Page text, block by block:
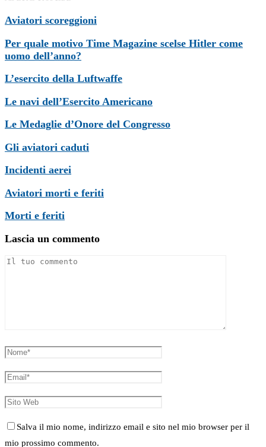
Aviatori scoreggioni
Per quale motivo Time Magazine scelse Hitler come
uomo dell’anno?
L’esercito della Luftwaffe
Le navi dell’Esercito Americano
Le Medaglie d’Onore del Congresso
Gli aviatori caduti
Incidenti aerei
Aviatori morti e feriti
Morti e feriti
Lascia un commento
Salva il mio nome, indirizzo email e sito nel mio browser per il
mio prossimo commento.